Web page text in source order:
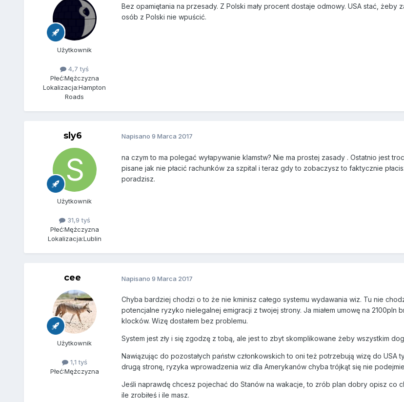
Użytkownik
4,7 tyś
Płeć:Mężczyzna
Lokalizacja:Hampton
Roads
Bez opamiętania na przesady. Z Polski mały procent dostaje odmowy. USA stać,
osób z Polski nie wpuścić.
sly6
Użytkownik
31,9 tyś
Płeć:Mężczyzna
Lokalizacja:Lublin
Napisano 9 Marca 2017
na czym to ma polegać wyłapywanie klamstw? Nie ma prostej zasady . Ostatnio jest
pisane jak nie płacić rachunków za szpital i teraz gdy to zobaczysz to faktycznie
poradzisz.
cee
Użytkownik
1,1 tyś
Płeć:Mężczyzna
Napisano 9 Marca 2017
Chyba bardziej chodzi o to że nie kminisz całego systemu wydawania wiz. Tu nie
potencjalne ryzyko nielegalnej emigracji z twojej strony. Ja miałem umowę na 2100pln
klocków. Wizę dostałem bez problemu.
System jest zły i się zgodzę z tobą, ale jest to zbyt skomplikowane żeby wszystkim
Nawiązując do pozostałych państw członkowskich to oni też potrzebują wizę do
drugą stronę, ryzyka wprowadzenia wiz dla Amerykanów chyba trójkąt się nie
Jeśli naprawdę chcesz pojechać do Stanów na wakacje, to zrób plan dobry opisz co
ile zrobiłeś i ile masz.